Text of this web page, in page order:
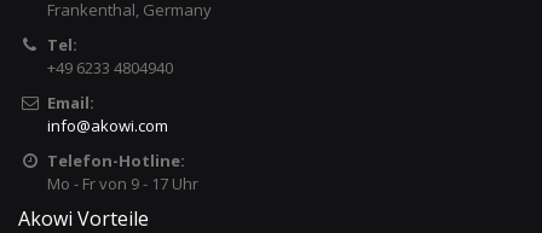
Frankenthal, Germany
Tel:
+49 6233 4804940
Email:
info@akowi.com
Telefon-Hotline:
Mo - Fr von 9 - 17 Uhr
Akowi Vorteile